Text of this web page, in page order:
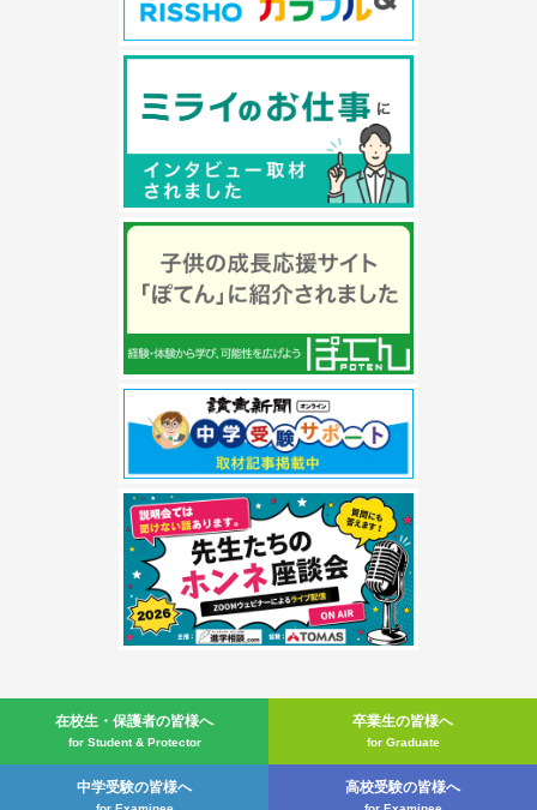
在校生・ 保護者の皆様へ
for Student & Protector
卒業生の皆様へ
for Graduate
中学受験の皆様へ 高校受験の皆様へ